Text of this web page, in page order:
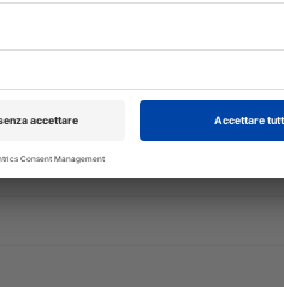
dell'uso della
(PI, PD, BOP), sui